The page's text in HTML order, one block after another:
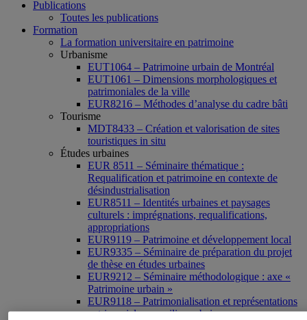
Publications
Toutes les publications
Formation
La formation universitaire en patrimoine
Urbanisme
EUT1064 – Patrimoine urbain de Montréal
EUT1061 – Dimensions morphologiques et
patrimoniales de la ville
EUR8216 – Méthodes d’analyse du cadre bâti
Tourisme
MDT8433 – Création et valorisation de sites
touristiques in situ
Études urbaines
EUR 8511 – Séminaire thématique :
Requalification et patrimoine en contexte de
désindustrialisation
EUR8511 – Identités urbaines et paysages
culturels : imprégnations, requalifications,
appropriations
EUR9119 – Patrimoine et développement local
EUR9335 – Séminaire de préparation du projet
de thèse en études urbaines
EUR9212 – Séminaire méthodologique : axe «
Patrimoine urbain »
EUR9118 – Patrimonialisation et représentations
patrimoniales en milieu urbain